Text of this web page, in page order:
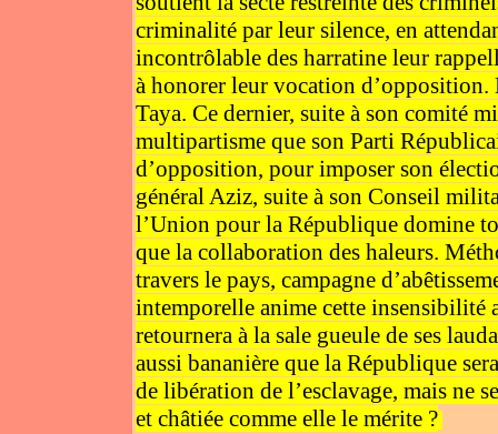
criminalité par leur silence, en
incontrôlable des harratine leur
à honorer leur vocation
Taya. Ce dernier, suite à son comité
multipartisme que son Parti
d’opposition, pour imposer son
général Aziz, suite à son Conseil
l’Union pour la République domine
que la collaboration des haleurs.
travers le pays, campagne
intemporelle anime cette insensibilité
retournera à la sale gueule de ses
aussi bananière que la République
de libération de l’esclavage, mais ne
et châtiée comme elle le mérite ?